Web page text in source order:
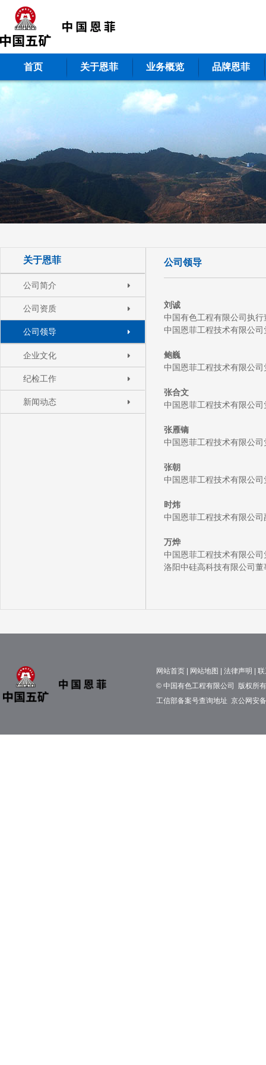
首页 关于恩菲 业务概览 品牌恩菲
关于恩菲
公司简介
公司资质
公司领导
企业文化
纪检工作
新闻动态
公司领导
刘诚
中国有色工程有限公司执行
中国恩菲工程技术有限公司
鲍巍
中国恩菲工程技术有限公司
张合文
中国恩菲工程技术有限公司
张雁镝
中国恩菲工程技术有限公司
张朝
中国恩菲工程技术有限公
时炜
中国恩菲工程技术有限公
万烨
中国恩菲工程技术有限公司
洛阳中硅高科技有限公司
网站首页 网站地图 法律声明
© 中国有色工程有限公司 版权所
工信部备案号查询地址 京公网安